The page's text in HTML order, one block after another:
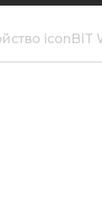
iconBIT